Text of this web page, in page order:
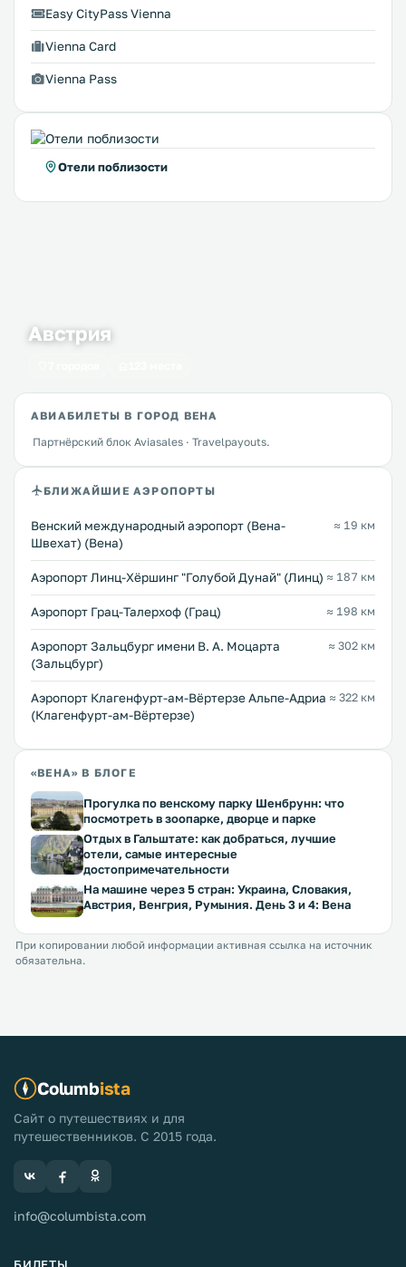
Easy CityPass Vienna
Vienna Card
Vienna Pass
Отели поблизости
Австрия
АВИАБИЛЕТЫ В ГОРОД ВЕНА
Партнёрский блок Aviasales · Travelpayouts.
БЛИЖАЙШИЕ АЭРОПОРТЫ
Венский международный аэропорт (Вена-
Швехат) (Вена)
≈ 19 км
Аэропорт Линц-Хёршинг "Голубой Дунай" (Линц) ≈ 187 км
Аэропорт Грац-Талерхоф (Грац) ≈ 198 км
Аэропорт Зальцбург имени В. А. Моцарта
(Зальцбург)
≈ 302 км
Аэропорт Клагенфурт-ам-Вёртерзе Альпе-Адриа
(Клагенфурт-ам-Вёртерзе)
≈ 322 км
«ВЕНА» В БЛОГЕ
Прогулка по венскому парку Шенбрунн: что
посмотреть в зоопарке, дворце и парке
Отдых в Гальштате: как добраться, лучшие
отели, самые интересные
достопримечательности
На машине через 5 стран: Украина, Словакия,
Австрия, Венгрия, Румыния. День 3 и 4: Вена
При копировании любой информации активная ссылка на источник
обязательна.
Columbista
Сайт о путешествиях и для
путешественников. С 2015 года.
info@columbista.com